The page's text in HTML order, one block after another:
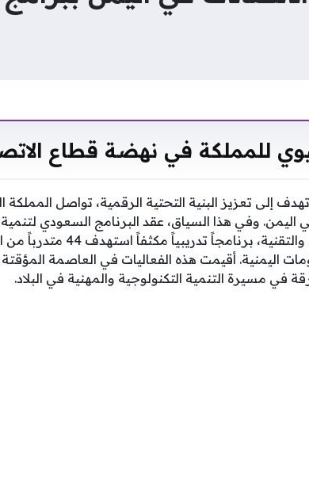
للمملكة في نهضة قطاع
إلى تعزيز البنية التحتية الرقمية، تواصل المملكة
اليمن. وفي هذا السياق، عقد البرنامج السعودي
هيئة الاتصالات والفضاء
في مسيرة التنمية التكنولوجية والمهنية في البلاد.